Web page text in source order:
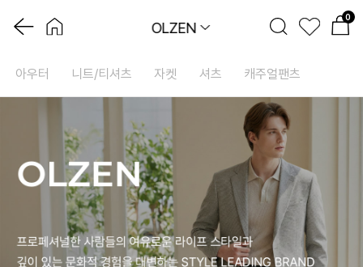
0
OLZEN
아우터 니트/티셔츠 자켓 셔츠 캐주얼팬츠